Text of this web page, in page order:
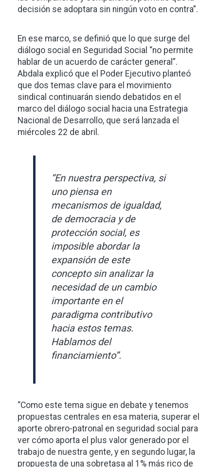
decisión se adoptara sin ningún voto en contra”.
En ese marco, se definió que lo que surge del
diálogo social en Seguridad Social “no permite
hablar de un acuerdo de carácter general”.
Abdala explicó que el Poder Ejecutivo planteó
que dos temas clave para el movimiento
sindical continuarán siendo debatidos en el
marco del diálogo social hacia una Estrategia
Nacional de Desarrollo, que será lanzada el
miércoles 22 de abril.
“En nuestra perspectiva, si
uno piensa en
mecanismos de igualdad,
de democracia y de
protección social, es
imposible abordar la
expansión de este
concepto sin analizar la
necesidad de un cambio
importante en el
paradigma contributivo
hacia estos temas.
Hablamos del
financiamiento”.
“Como este tema sigue en debate y tenemos
propuestas centrales en esa materia, superar el
aporte obrero-patronal en seguridad social para
ver cómo aporta el plus valor generado por el
trabajo de nuestra gente, y en segundo lugar, la
propuesta de una sobretasa al 1% más rico de